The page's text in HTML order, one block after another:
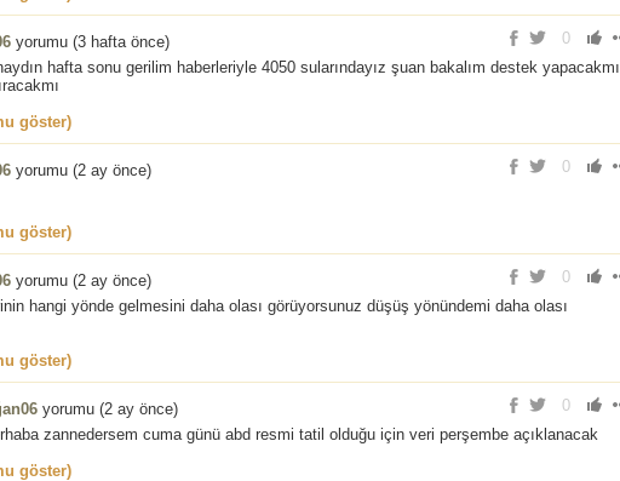
0
yorumu (3 hafta önce)
hafta sonu gerilim haberleriyle 4050 sularındayız şuan bakalım destek yapacakmı
göster)
0
yorumu (2 ay önce)
göster)
0
yorumu (2 ay önce)
hangi yönde gelmesini daha olası görüyorsunuz düşüş yönündemi daha olası
göster)
0
yorumu (2 ay önce)
zannedersem cuma günü abd resmi tatil olduğu için veri perşembe açıklanacak
göster)